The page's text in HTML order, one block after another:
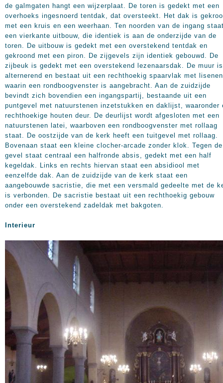
de galmgaten hangt een wijzerplaat. De toren is gedekt met een
overhoeks ingesnoerd tentdak, dat oversteekt. Het dak is
met een kruis en een weerhaan. Ten noorden van de ingang
een vierkante uitbouw, die identiek is aan de onderzijde van de
toren. De uitbouw is gedekt met een overstekend tentdak en
gekroond met een piron. De zijgevels zijn identiek gebouwd. De
zijbeuk is gedekt met een overstekend lezenaarsdak. De muur is
alternerend en bestaat uit een rechthoekig spaarvlak met
waarin een rondboogvenster is aangebracht. Aan de zuidzijde
bevindt zich bovendien een ingangspartij, bestaande uit een
puntgevel met natuurstenen inzetstukken en daklijst, waaronder
rechthoekige houten deur. De deurlijst wordt afgesloten met een
natuurstenen latei, waarboven een rondboogvenster met rollaag
staat. De oostzijde van de kerk heeft een tuitgevel met rollaag.
Bovenaan staat een kleine clocher-arcade zonder klok. Tegen de
gevel staat centraal een halfronde absis, gedekt met een half
kegeldak. Links en rechts hiervan staat een absidiool met
eenzelfde dak. Aan de zuidzijde van de kerk staat een
aangebouwde sacristie, die met een versmald gedeelte met de
is verbonden. De sacristie bestaat uit een rechthoekig gebouw
onder een overstekend zadeldak met bakgoten.
Interieur